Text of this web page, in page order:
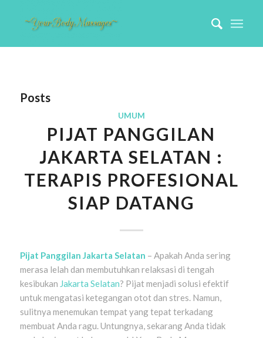
Posts
UMUM
PIJAT PANGGILAN
JAKARTA SELATAN :
TERAPIS PROFESIONAL
SIAP DATANG
Pijat Panggilan Jakarta Selatan – Apakah Anda sering
merasa lelah dan membutuhkan relaksasi di tengah
kesibukan Jakarta Selatan? Pijat menjadi solusi efektif
untuk mengatasi ketegangan otot dan stres. Namun,
sulitnya menemukan tempat yang tepat terkadang
membuat Anda ragu. Untungnya, sekarang Anda tidak